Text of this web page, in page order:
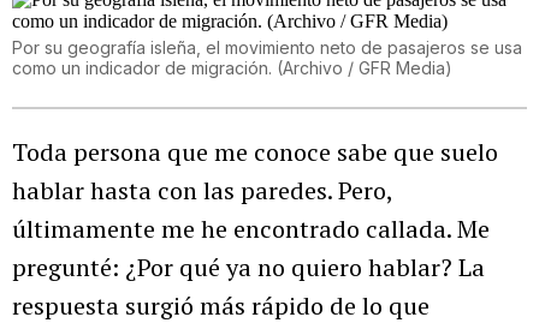
Por su geografía isleña, el movimiento neto de pasajeros se usa
como un indicador de migración. (Archivo / GFR Media)
Toda persona que me conoce sabe que suelo
hablar hasta con las paredes. Pero,
últimamente me he encontrado callada. Me
pregunté: ¿Por qué ya no quiero hablar? La
respuesta surgió más rápido de lo que